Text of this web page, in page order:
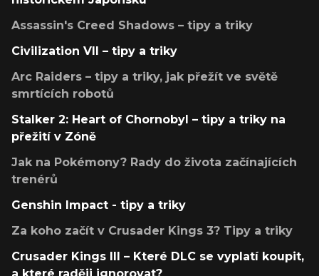
Assassin's Creed Shadows – tipy a triky
Civilization VII – tipy a triky
Arc Raiders – tipy a triky, jak přežít ve světě
smrtících robotů
Stalker 2: Heart of Chornobyl – tipy a triky na
přežití v Zóně
Jak na Pokémony? Rady do života začínajících
trenérů
Genshin Impact - tipy a triky
Za koho začít v Crusader Kings 3? Tipy a triky
Crusader Kings III – Které DLC se vyplatí koupit,